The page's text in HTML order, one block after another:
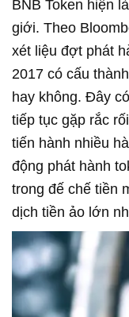
BNB Token hiện
giới. Theo
xét liệu đợt phát
2017 có cấu
hay không. Đây
tiếp tục gặp rắc
tiến hành nhiều
động phát hành
trong đế chế tiền
dịch tiền ảo lớn